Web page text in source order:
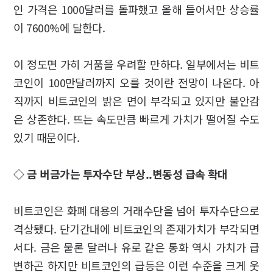
인 가격은 1000달러를 돌파했고 올해 들어서만 상승률
이 7600%에 달한다.
이 정도면 가히 거품을 우려할 만하다. 일부에서는 비트
코인이 100만달러까지 오를 것이란 전망이 나온다. 아
직까지 비트코인의 밝은 면이 부각되고 있지만 불안감
은 상존한다. 뜨는 속도만큼 빠르게 가치가 떨어질 수도
있기 때문이다.
◇ 금 버금가는 투자수단 부상..변동성 급속 확대
비트코인은 화폐 대용의 거래수단을 넘어 투자수단으로
격상됐다. 단기간내에 비트코인의 존재가치가 부각되면
서다. 금은 물론 달러나 유로 같은 통화 역시 가치가 급
변하곤 하지만 비트코인의 급등은 이런 수준을 크게 웃